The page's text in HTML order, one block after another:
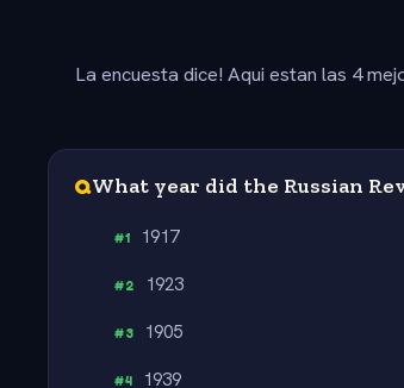
La encuesta dice! Aqui estan las 4
QWhat year did the Russian
#1 1917
#2 1923
#3 1905
#4 1939